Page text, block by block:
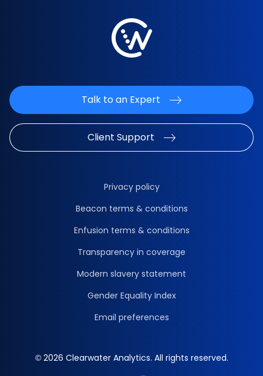
Talk to an Expert
Client Support
© 2026 Clearwater Analytics. All rights reserved.
Privacy policy
Beacon terms & conditions
Enfusion terms & conditions
Transparency in coverage
Modern slavery statement
Gender Equality Index
Email preferences